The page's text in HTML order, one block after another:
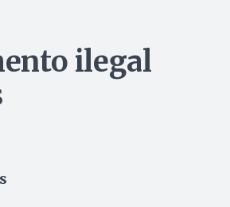
ilegal